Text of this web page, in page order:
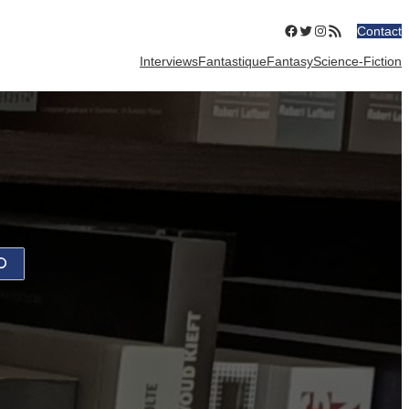
Facebook
Twitter
Instagram
Flux RSSContact
InterviewsFantastiqueFantasyScience-Fiction